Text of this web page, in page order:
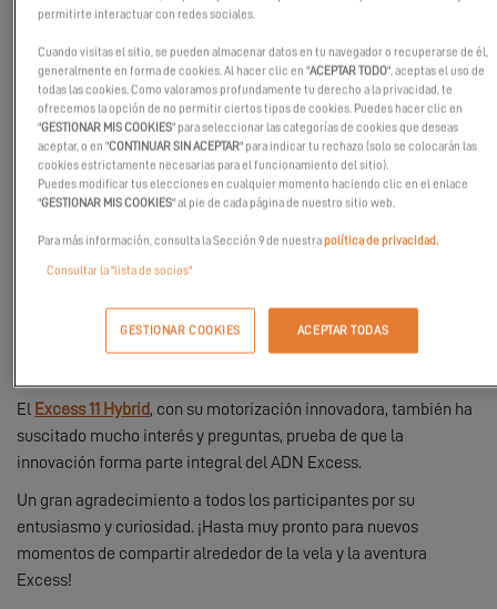
Más de 100 clientes respondieron presentes para descubrir más
de cerca el universo Excess, acompañados de nuestros socios
Garmin, SGB, Yanmar y Veritas, a quienes agradecemos
calurosamente por su presencia y apoyo.
En el programa:
Talleres temáticossobre la energía y la electrónica
embarcadas, con explicaciones concretas sobre las soluciones a
Hybrid, elExcess 13 y elExcess 14
El Excess 11 Hybrid, con su motorización innovadora, también ha
suscitado mucho interés y preguntas, prueba de que la
innovación forma parte integral del ADN Excess.
Un gran agradecimiento a todos los participantes por su
entusiasmo y curiosidad. ¡Hasta muy pronto para nuevos
momentos de compartir alrededor de la vela y la aventura
Excess!
permitirte interactuar con redes sociales.
Cuando visitas el sitio, se pueden almacenar datos en tu navegador o recuperarse de él,
generalmente en forma de cookies. Al hacer clic en "ACEPTAR TODO", aceptas el uso de
todas las cookies. Como valoramos profundamente tu derecho a la privacidad, te
ofrecemos la opción de no permitir ciertos tipos de cookies. Puedes hacer clic en
"GESTIONAR MIS COOKIES" para seleccionar las categorías de cookies que deseas
aceptar, o en "CONTINUAR SIN ACEPTAR" para indicar tu rechazo (solo se colocarán las
cookies estrictamente necesarias para el funcionamiento del sitio).
Puedes modificar tus elecciones en cualquier momento haciendo clic en el enlace
"GESTIONAR MIS COOKIES" al pie de cada página de nuestro sitio web.
Para más información, consulta la Sección 9 de nuestrapolítica de privacidad.
Consultar la "lista de socios"
GESTIONAR COOKIES ACEPTAR TODAS